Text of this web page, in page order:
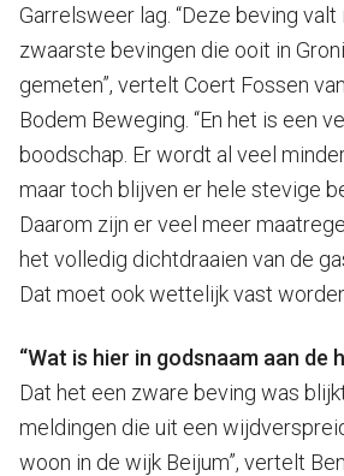
Garrelsweer lag. “Deze beving
zwaarste bevingen die ooit in
gemeten”, vertelt Coert Fossen
Bodem Beweging. “En het is een
boodschap. Er wordt al veel
maar toch blijven er hele stevige
Daarom zijn er veel meer
het volledig dichtdraaien van de
Dat moet ook wettelijk vast
“Wat is hier in godsnaam aan de
Dat het een zware beving was
meldingen die uit een
woon in de wijk Beijum”, vertelt